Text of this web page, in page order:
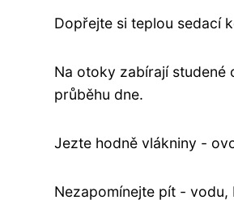
Dopřejte si teplou sedací
Na otoky zabírají studené
průběhu dne.
Jezte hodně vlákniny -
Nezapomínejte pít -